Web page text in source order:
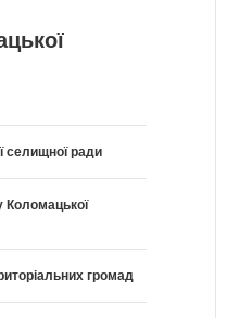
селищної ради
Коломацької
громад